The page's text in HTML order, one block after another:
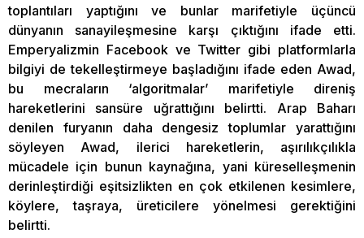
toplantıları yaptığını ve bunlar marifetiyle üçüncü
dünyanın sanayileşmesine karşı çıktığını ifade etti.
Emperyalizmin Facebook ve Twitter gibi platformlarla
bilgiyi de tekelleştirmeye başladığını ifade eden Awad,
bu mecraların ‘algoritmalar’ marifetiyle direniş
hareketlerini sansüre uğrattığını belirtti. Arap Baharı
denilen furyanın daha dengesiz toplumlar yarattığını
söyleyen Awad, ilerici hareketlerin, aşırılıkçılıkla
mücadele için bunun kaynağına, yani küreselleşmenin
derinleştirdiği eşitsizlikten en çok etkilenen kesimlere,
köylere, taşraya, üreticilere yönelmesi gerektiğini
belirtti.